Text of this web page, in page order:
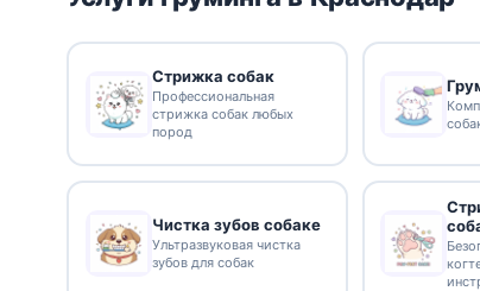
Стрижка собак
Профессиональная
стрижка собак любых
пород
Чистка зубов собаке
Ультразвуковая чистка
зубов для собак